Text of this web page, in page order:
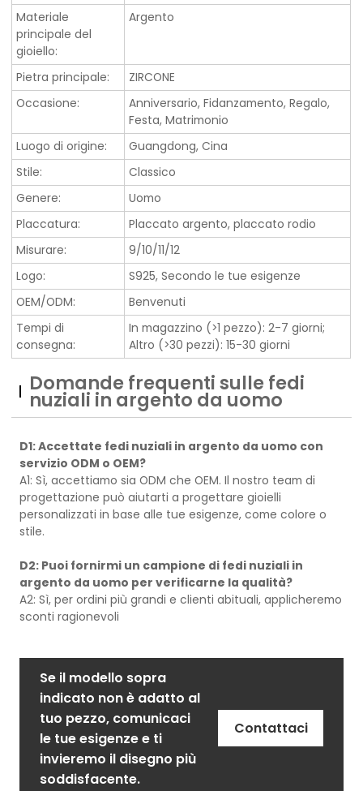
Materiale
principale del
gioiello:
Argento
Pietra principale:
ZIRCONE
Occasione:
Anniversario, Fidanzamento, Regalo,
Festa, Matrimonio
Luogo di origine:
Guangdong, Cina
Stile:
Classico
Genere:
Uomo
Placcatura:
Placcato argento, placcato rodio
Misurare:
9/10/11/12
Logo:
S925, Secondo le tue esigenze
OEM/ODM:
Benvenuti
Tempi di
consegna:
In magazzino (>1 pezzo): 2-7 giorni;
Altro (>30 pezzi): 15-30 giorni
Domande frequenti sulle fedi
nuziali in argento da uomo
D1: Accettate fedi nuziali in argento da uomo con
servizio ODM o OEM?
A1: Sì, accettiamo sia ODM che OEM. Il nostro team di
progettazione può aiutarti a progettare gioielli
personalizzati in base alle tue esigenze, come colore o
stile.
D2: Puoi fornirmi un campione di fedi nuziali in
argento da uomo per verificarne la qualità?
A2: Sì, per ordini più grandi e clienti abituali, applicheremo
sconti ragionevoli
Se il modello sopra
indicato non è adatto al
tuo pezzo, comunicaci
le tue esigenze e ti
invieremo il disegno più
soddisfacente.
Contattaci